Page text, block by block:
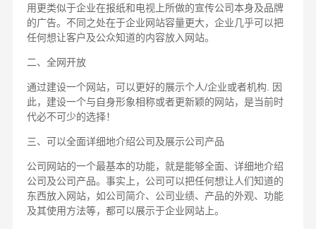
用更类似于企业在报纸和电视上所做的宣传公司本身及品牌
的广告。不同之处在于企业网站容量更大，企业几乎可以把
任何想让客户及公众知道的内容放入网站。
二、全网开放
通过建设一个网站，可以更好的展示个人/企业或者机构. 因
此，建设一个与自身形象相称或者更新颖的网站，是当前时
代必不可少的选择！
三、可以全面详细地介绍公司及展示公司产品
公司网站的一个最基本的功能，就是能够全面、详细地介绍
公司及公司产品。事实上，公司可以把任何想让人们知道的
东西放入网站，如公司简介、公司业绩、产品的外观、功能
及其使用方法等，都可以展示于企业网站上。